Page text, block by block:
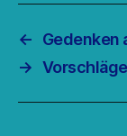
←
Gedenken
→